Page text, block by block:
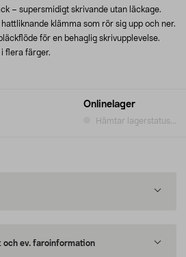
Onlinelager
Hämtar lagerstatus...
– supersmidigt skrivande utan läckage.
klämma som rör sig upp och ner.
för en behaglig skrivupplevelse.
i flera färger.
och ev. faroinformation